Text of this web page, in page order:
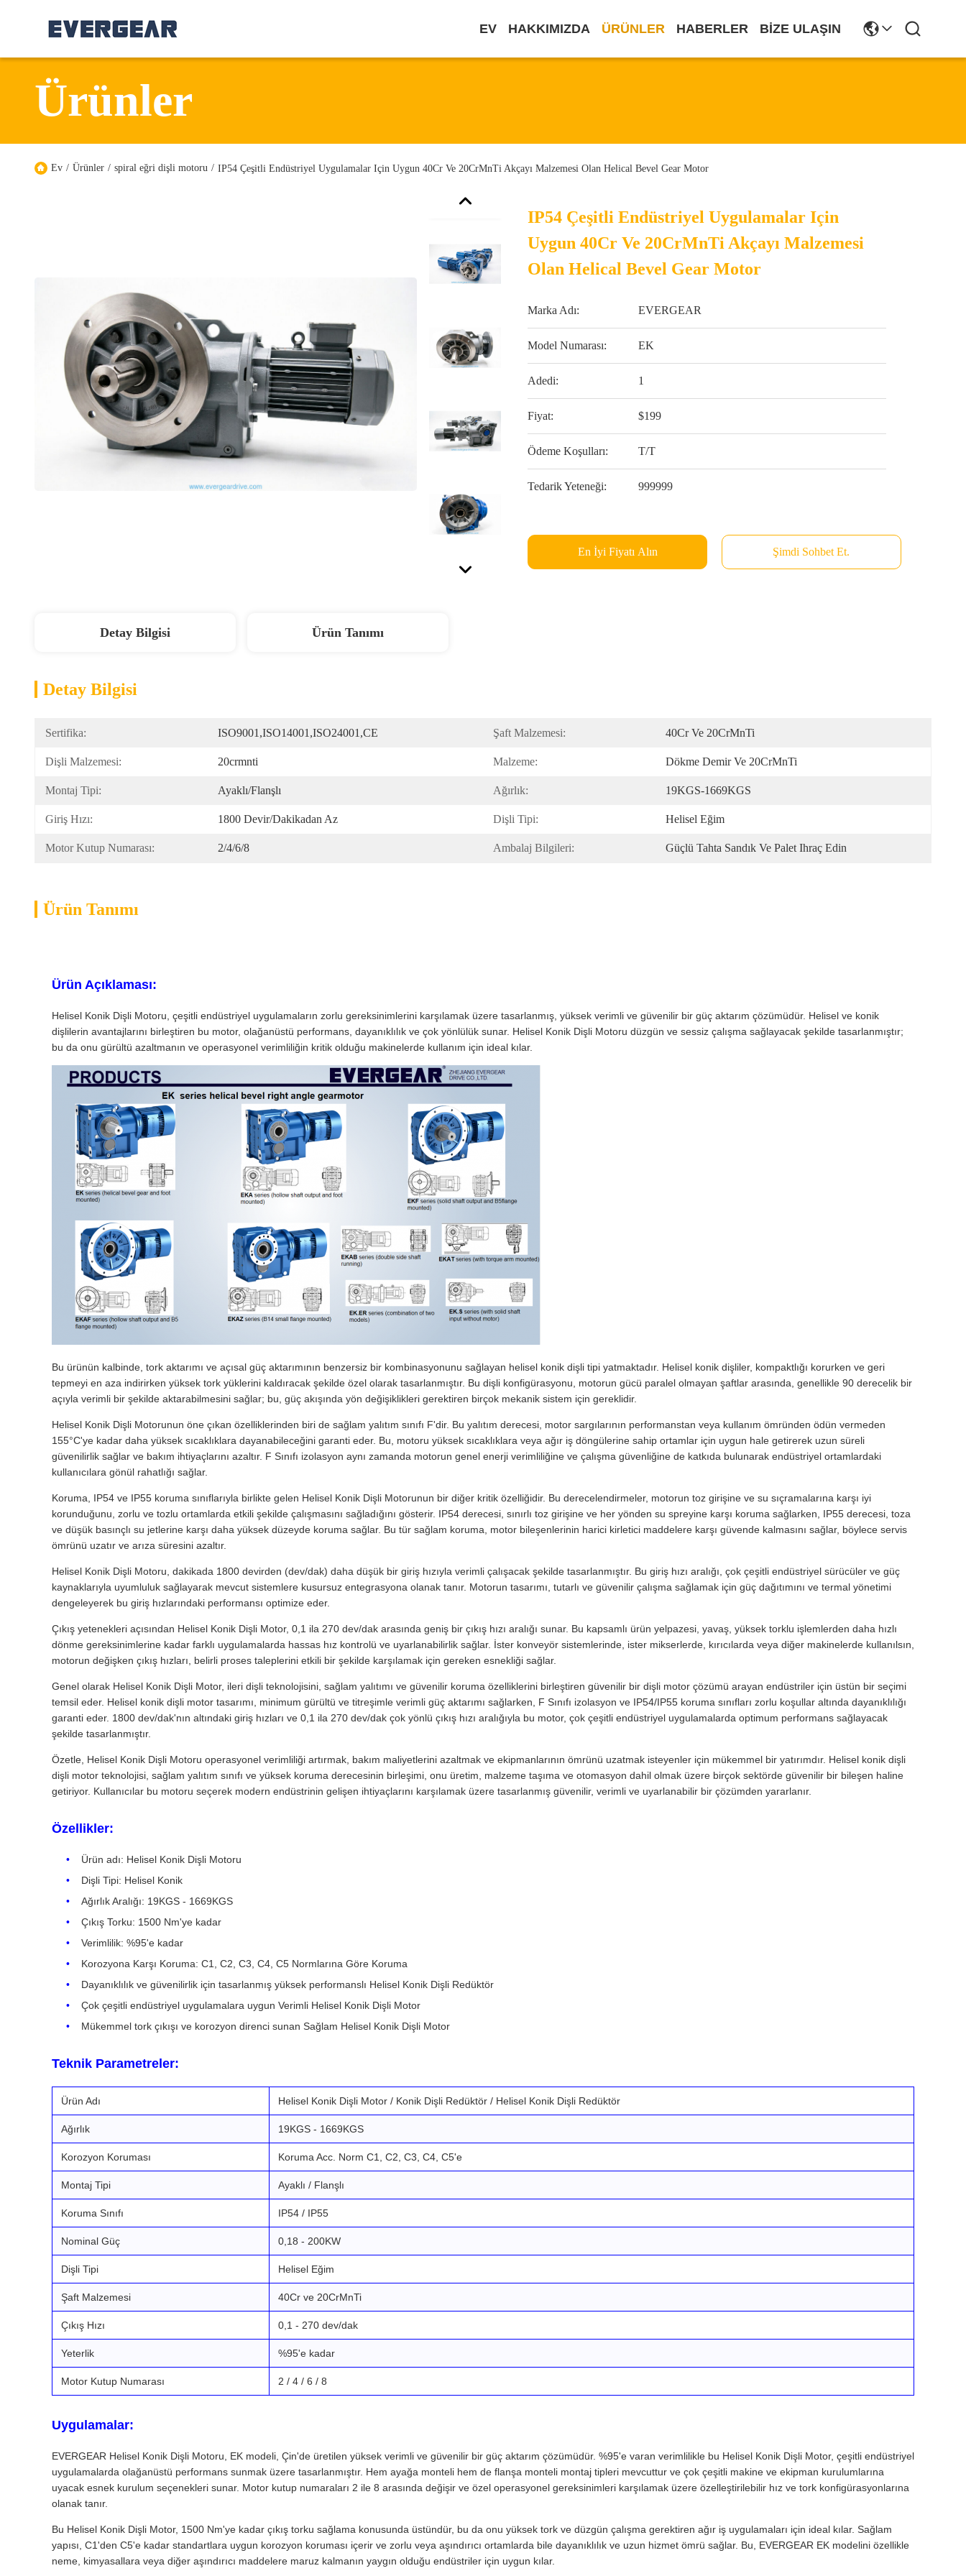
EV HAKKIMIZDA ÜRÜNLER HABERLER BIZE ULAŞIN
Ürünler
Ev / Ürünler / spiral eğri dişli motoru / IP54 Çeşitli Endüstriyel Uygulamalar Için Uygun 40Cr Ve 20CrMnTi Akçayı Malzemesi Olan Helical Bevel Gear Motor
IP54 Çeşitli Endüstriyel Uygulamalar Için
Uygun 40Cr Ve 20CrMnTi Akçayı Malzemesi
Olan Helical Bevel Gear Motor
Marka Adı: EVERGEAR
Model Numarası: EK
Adedi: 1
Fiyat: $199
Ödeme Koşulları: T/T
Tedarik Yeteneği: 999999
En İyi Fiyatı Alın Şimdi Sohbet Et.
Detay Bilgisi Ürün Tanımı
Detay Bilgisi
Sertifika: ISO9001,ISO14001,ISO24001,CE Şaft Malzemesi: 40Cr Ve 20CrMnTi
Dişli Malzemesi: 20crmnti Malzeme: Dökme Demir Ve 20CrMnTi
Montaj Tipi: Ayaklı/Flanşlı Ağırlık: 19KGS-1669KGS
Giriş Hızı: 1800 Devir/dakikadan Az Dişli Tipi: Helisel Eğim
Motor Kutup Numarası: 2/4/6/8 Ambalaj Bilgileri: Güçlü Tahta Sandık Ve Palet Ihraç Edin
Ürün Tanımı
Ürün Açıklaması:
Helisel Konik Dişli Motoru, çeşitli endüstriyel uygulamaların zorlu gereksinimlerini karşılamak üzere tasarlanmış, yüksek verimli ve güvenilir bir güç aktarım çözümüdür. Helisel ve konik
dişlilerin avantajlarını birleştiren bu motor, olağanüstü performans, dayanıklılık ve çok yönlülük sunar. Helisel Konik Dişli Motoru düzgün ve sessiz çalışma sağlayacak şekilde tasarlanmıştır;
bu da onu gürültü azaltmanın ve operasyonel verimliliğin kritik olduğu makinelerde kullanım için ideal kılar.
Bu ürünün kalbinde, tork aktarımı ve açısal güç aktarımının benzersiz bir kombinasyonunu sağlayan helisel konik dişli tipi yatmaktadır. Helisel konik dişliler, kompaktlığı korurken ve geri
tepmeyi en aza indirirken yüksek tork yüklerini kaldıracak şekilde özel olarak tasarlanmıştır. Bu dişli konfigürasyonu, motorun gücü paralel olmayan şaftlar arasında, genellikle 90 derecelik bir
açıyla verimli bir şekilde aktarabilmesini sağlar; bu, güç akışında yön değişiklikleri gerektiren birçok mekanik sistem için gereklidir.
Helisel Konik Dişli Motorunun öne çıkan özelliklerinden biri de sağlam yalıtım sınıfı F'dir. Bu yalıtım derecesi, motor sargılarının performanstan veya kullanım ömründen ödün vermeden
155°C'ye kadar daha yüksek sıcaklıklara dayanabileceğini garanti eder. Bu, motoru yüksek sıcaklıklara veya ağır iş döngülerine sahip ortamlar için uygun hale getirerek uzun süreli
güvenilirlik sağlar ve bakım ihtiyaçlarını azaltır. F Sınıfı izolasyon aynı zamanda motorun genel enerji verimliliğine ve çalışma güvenliğine de katkıda bulunarak endüstriyel ortamlardaki
kullanıcılara gönül rahatlığı sağlar.
Koruma, IP54 ve IP55 koruma sınıflarıyla birlikte gelen Helisel Konik Dişli Motorunun bir diğer kritik özelliğidir. Bu derecelendirmeler, motorun toz girişine ve su sıçramalarına karşı iyi
korunduğunu, zorlu ve tozlu ortamlarda etkili şekilde çalışmasını sağladığını gösterir. IP54 derecesi, sınırlı toz girişine ve her yönden su spreyine karşı koruma sağlarken, IP55 derecesi, toza
ve düşük basınçlı su jetlerine karşı daha yüksek düzeyde koruma sağlar. Bu tür sağlam koruma, motor bileşenlerinin harici kirletici maddelere karşı güvende kalmasını sağlar, böylece servis
ömrünü uzatır ve arıza süresini azaltır.
Helisel Konik Dişli Motoru, dakikada 1800 devirden (dev/dak) daha düşük bir giriş hızıyla verimli çalışacak şekilde tasarlanmıştır. Bu giriş hızı aralığı, çok çeşitli endüstriyel sürücüler ve güç
kaynaklarıyla uyumluluk sağlayarak mevcut sistemlere kusursuz entegrasyona olanak tanır. Motorun tasarımı, tutarlı ve güvenilir çalışma sağlamak için güç dağıtımını ve termal yönetimi
dengeleyerek bu giriş hızlarındaki performansı optimize eder.
Çıkış yetenekleri açısından Helisel Konik Dişli Motor, 0,1 ila 270 dev/dak arasında geniş bir çıkış hızı aralığı sunar. Bu kapsamlı ürün yelpazesi, yavaş, yüksek torklu işlemlerden daha hızlı
dönme gereksinimlerine kadar farklı uygulamalarda hassas hız kontrolü ve uyarlanabilirlik sağlar. İster konveyör sistemlerinde, ister mikserlerde, kırıcılarda veya diğer makinelerde kullanılsın,
motorun değişken çıkış hızları, belirli proses taleplerini etkili bir şekilde karşılamak için gereken esnekliği sağlar.
Genel olarak Helisel Konik Dişli Motor, ileri dişli teknolojisini, sağlam yalıtımı ve güvenilir koruma özelliklerini birleştiren güvenilir bir dişli motor çözümü arayan endüstriler için üstün bir seçimi
temsil eder. Helisel konik dişli motor tasarımı, minimum gürültü ve titreşimle verimli güç aktarımı sağlarken, F Sınıfı izolasyon ve IP54/IP55 koruma sınıfları zorlu koşullar altında dayanıklılığı
garanti eder. 1800 dev/dak'nın altındaki giriş hızları ve 0,1 ila 270 dev/dak çok yönlü çıkış hızı aralığıyla bu motor, çok çeşitli endüstriyel uygulamalarda optimum performans sağlayacak
şekilde tasarlanmıştır.
Özetle, Helisel Konik Dişli Motoru operasyonel verimliliği artırmak, bakım maliyetlerini azaltmak ve ekipmanlarının ömrünü uzatmak isteyenler için mükemmel bir yatırımdır. Helisel konik dişli
dişli motor teknolojisi, sağlam yalıtım sınıfı ve yüksek koruma derecesinin birleşimi, onu üretim, malzeme taşıma ve otomasyon dahil olmak üzere birçok sektörde güvenilir bir bileşen haline
getiriyor. Kullanıcılar bu motoru seçerek modern endüstrinin gelişen ihtiyaçlarını karşılamak üzere tasarlanmış güvenilir, verimli ve uyarlanabilir bir çözümden yararlanır.
Özellikler:
Ürün adı: Helisel Konik Dişli Motoru
Dişli Tipi: Helisel Konik
Ağırlık Aralığı: 19KGS - 1669KGS
Çıkış Torku: 1500 Nm'ye kadar
Verimlilik: %95'e kadar
Korozyona Karşı Koruma: C1, C2, C3, C4, C5 Normlarına Göre Koruma
Dayanıklılık ve güvenilirlik için tasarlanmış yüksek performanslı Helisel Konik Dişli Redüktör
Çok çeşitli endüstriyel uygulamalara uygun Verimli Helisel Konik Dişli Motor
Mükemmel tork çıkışı ve korozyon direnci sunan Sağlam Helisel Konik Dişli Motor
Teknik Parametreler:
Ürün Adı Helisel Konik Dişli Motor / Konik Dişli Redüktör / Helisel Konik Dişli Redüktör
Ağırlık 19KGS - 1669KGS
Korozyon Koruması Koruma Acc. Norm C1, C2, C3, C4, C5'e
Montaj Tipi Ayaklı / Flanşlı
Koruma Sınıfı IP54 / IP55
Nominal Güç 0,18 - 200KW
Dişli Tipi Helisel Eğim
Şaft Malzemesi 40Cr ve 20CrMnTi
Çıkış Hızı 0,1 - 270 dev/dak
Yeterlik %95'e kadar
Motor Kutup Numarası 2 / 4 / 6 / 8
Uygulamalar:
EVERGEAR Helisel Konik Dişli Motoru, EK modeli, Çin'de üretilen yüksek verimli ve güvenilir bir güç aktarım çözümüdür. %95'e varan verimlilikle bu Helisel Konik Dişli Motor, çeşitli endüstriyel
uygulamalarda olağanüstü performans sunmak üzere tasarlanmıştır. Hem ayağa monteli hem de flanşa monteli montaj tipleri mevcuttur ve çok çeşitli makine ve ekipman kurulumlarına
uyacak esnek kurulum seçenekleri sunar. Motor kutup numaraları 2 ile 8 arasında değişir ve özel operasyonel gereksinimleri karşılamak üzere özelleştirilebilir hız ve tork konfigürasyonlarına
olanak tanır.
Bu Helisel Konik Dişli Motor, 1500 Nm'ye kadar çıkış torku sağlama konusunda üstündür, bu da onu yüksek tork ve düzgün çalışma gerektiren ağır iş uygulamaları için ideal kılar. Sağlam
yapısı, C1'den C5'e kadar standartlara uygun korozyon koruması içerir ve zorlu veya aşındırıcı ortamlarda bile dayanıklılık ve uzun hizmet ömrü sağlar. Bu, EVERGEAR EK modelini özellikle
neme, kimyasallara veya diğer aşındırıcı maddelere maruz kalmanın yaygın olduğu endüstriler için uygun kılar.